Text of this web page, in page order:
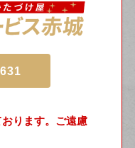
ります。ご遠慮